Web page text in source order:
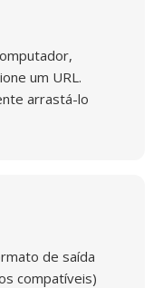
um URL.
arrastá-lo
de saída
compatíveis)